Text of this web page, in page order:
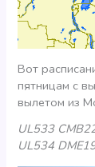
Вот
пятницам с
вылетом из
UL533
UL534